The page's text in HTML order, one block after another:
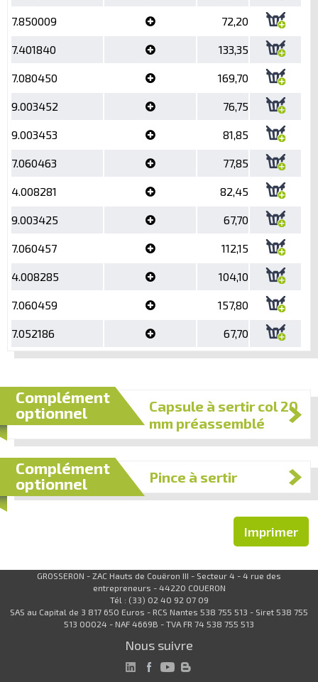
7.850009 72,20
7.401840 133,35
7.080450 169,70
9.003452 76,75
9.003453 81,85
7.060463 77,85
4.008281 82,45
9.003425 67,70
7.060457 112,15
4.008285 104,10
7.060459 157,80
7.052186 67,70
Complément
optionnel
Capsule à sertir col 20
mm préassemblé
Complément
optionnel
Pince à sertir
Imprimer
GROSSERON - ZAC Hauts de Couëron III - Secteur 4 - 4 rue des
entrepreneurs - 44220 COUERON
Tél : (33) 02 40 92 07 09
SAS au Capital de 3 817 650 Euros - RCS Nantes 538 755 513 - Siret 538 755
513 00024 - NAF 4669B - TVA FR 74 538 755 513
Nous suivre